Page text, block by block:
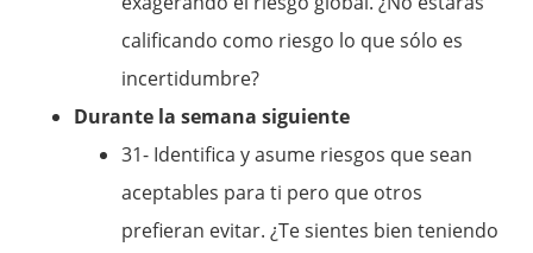
calificando como riesgo lo que sólo es
incertidumbre?
Durante la semana siguiente
31- Identifica y asume riesgos que sean
aceptables para ti pero que otros
prefieran evitar. ¿Te sientes bien teniendo